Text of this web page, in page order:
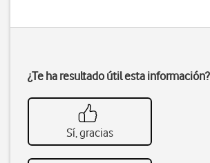
¿Te ha resultado útil esta información?
Sí, gracias